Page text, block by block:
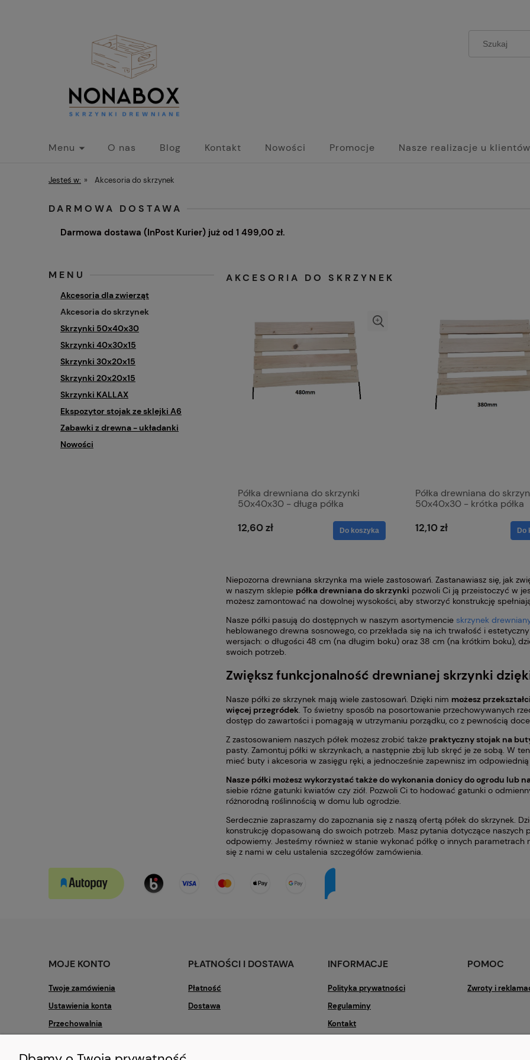
Menu O nas Blog Kontakt Nowości Promocje Nasze realizacje u klientów
Jesteś w: » Akcesoria do skrzynek
DARMOWA DOSTAWA
Darmowa dostawa (InPost Kurier) już od 1 499,00 zł.
MENU
Akcesoria dla zwierząt
Akcesoria do skrzynek
Skrzynki 50x40x30
Skrzynki 40x30x15
Skrzynki 30x20x15
Skrzynki 20x20x15
Skrzynki KALLAX
Ekspozytor stojak ze sklejki A6
Zabawki z drewna - układanki
Nowości
AKCESORIA DO SKRZYNEK
Półka drewniana do skrzynki
50x40x30 - długa półka
12,60 zł Do koszyka
Półka drewniana do
50x40x30 - krótka półka
12,10 zł Do
Niepozorna drewniana skrzynka ma wiele zastosowań. Zastanawiasz się, jak
w naszym sklepie półka drewniana do skrzynki pozwoli Ci ją przeistoczyć w
możesz zamontować na dowolnej wysokości, aby stworzyć konstrukcję
Nasze półki pasują do dostępnych w naszym asortymencie skrzynek
heblowanego drewna sosnowego, co przekłada się na ich trwałość i
wersjach: o długości 48 cm (na długim boku) oraz 38 cm (na krótkim boku),
swoich potrzeb.
Zwiększ funkcjonalność drewnianej skrzynki
Nasze półki ze skrzynek mają wiele zastosowań. Dzięki nim możesz
więcej przegródek. To świetny sposób na posortowanie przechowywanych
dostęp do zawartości i pomagają w utrzymaniu porządku, co z pewnością
Z zastosowaniem naszych półek możesz zrobić także praktyczny stojak na
pasty. Zamontuj półki w skrzynkach, a następnie zbij lub skręć je ze sobą. W
mieć buty i akcesoria w zasięgu ręki, a jednocześnie zapewnisz im
Nasze półki możesz wykorzystać także do wykonania donicy do ogrodu lub
siebie różne gatunki kwiatów czy ziół. Pozwoli Ci to hodować gatunki o
różnorodną roślinnością w domu lub ogrodzie.
Serdecznie zapraszamy do zapoznania się z naszą ofertą półek do skrzynek.
konstrukcję dopasowaną do swoich potrzeb. Masz pytania dotyczące naszych
odpowiemy. Jesteśmy również w stanie wykonać półkę o innych
się z nami w celu ustalenia szczegółów zamówienia.
MOJE KONTO
Twoje zamówienia
Ustawienia konta
Przechowalnia
PŁATNOŚCI I DOSTAWA
Płatność
Dostawa
INFORMACJE
Polityka prywatności
Regulaminy
Kontakt
POMOC
Zwroty i